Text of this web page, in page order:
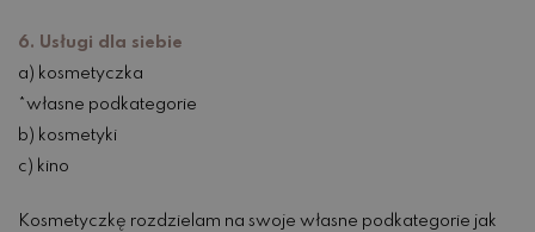
6. Usługi dla siebie
a) kosmetyczka
*własne podkategorie
b) kosmetyki
c) kino
Kosmetyczkę rozdzielam na swoje własne podkategorie jak